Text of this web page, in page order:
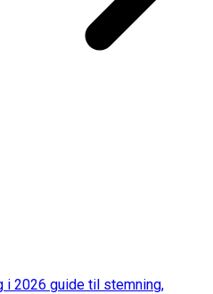
i 2026 guide til stemning,